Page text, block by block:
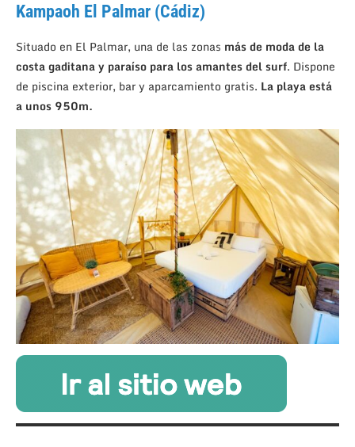
Kampaoh El Palmar (Cádiz)
Situado en El Palmar, una de las zonas más de moda de la
costa gaditana y paraíso para los amantes del surf. Dispone
de piscina exterior, bar y aparcamiento gratis. La playa está
a unos 950m.